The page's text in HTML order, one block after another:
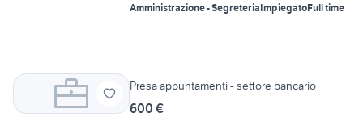
Amministrazione - SegreteriaImpiegatoFull time
Presa appuntamenti - settore bancario
600 €